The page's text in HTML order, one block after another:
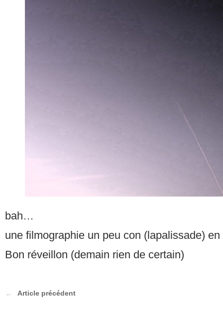
bah…
une filmographie un peu con (lapalissade) en
Bon réveillon (demain rien de certain)
Article précédent